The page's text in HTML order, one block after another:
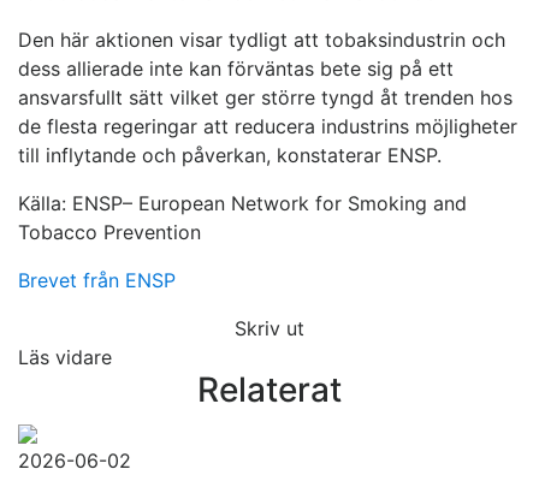
Den här aktionen visar tydligt att tobaksindustrin och
dess allierade inte kan förväntas bete sig på ett
ansvarsfullt sätt vilket ger större tyngd åt trenden hos
de flesta regeringar att reducera industrins möjligheter
till inflytande och påverkan, konstaterar ENSP.
Källa: ENSP– European Network for Smoking and
Tobacco Prevention
Brevet från ENSP
Skriv ut
Läs vidare
Relaterat
2026-06-02